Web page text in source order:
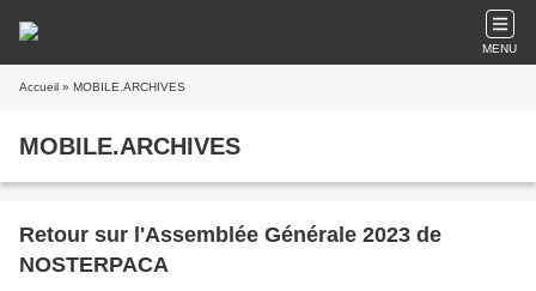
MENU
Accueil » MOBILE.ARCHIVES
MOBILE.ARCHIVES
Retour sur l'Assemblée Générale 2023 de
NOSTERPACA